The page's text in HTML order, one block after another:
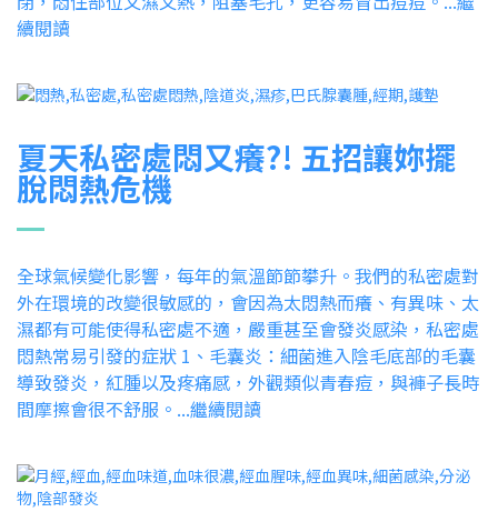
續閱讀
夏天私密處悶又癢?! 五招讓妳擺
脫悶熱危機
全球氣候變化影響，每年的氣溫節節攀升。我們的私密處對
外在環境的改變很敏感的，會因為太悶熱而癢、有異味、太
濕都有可能使得私密處不適，嚴重甚至會發炎感染，私密處
悶熱常易引發的症狀 1、毛囊炎：細菌進入陰毛底部的毛囊
導致發炎，紅腫以及疼痛感，外觀類似青春痘，與褲子長時
間摩擦會很不舒服。...繼續閱讀